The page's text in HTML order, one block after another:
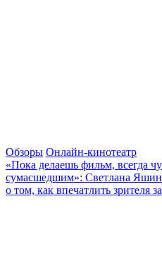
Обзоры Онлайн-кинотеатр
«Пока делаешь фильм, всегда
сумасшедшим»: Светлана
о том, как впечатлить зрителя